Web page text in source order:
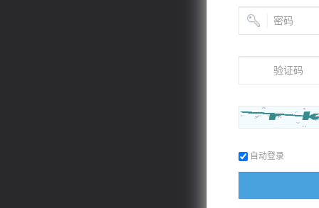
自动登录